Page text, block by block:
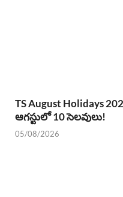
TS August Holidays
ఆగస్టులో 10 సెలవులు!
05/08/2026